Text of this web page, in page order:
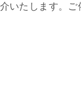
いたします。ご